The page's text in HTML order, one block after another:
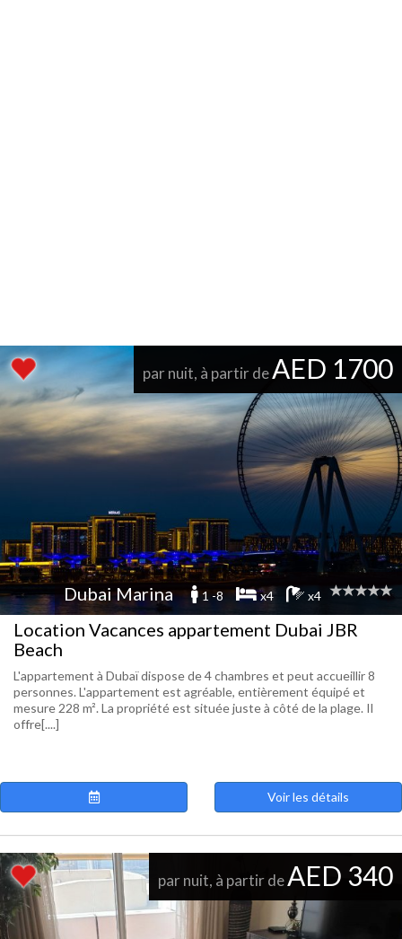
par nuit, à partir deAED 1700
Dubai Marina 1 -8 x4 x4
Location Vacances appartement Dubai JBR
Beach
L'appartement à Dubaï dispose de 4 chambres et peut accueillir 8
personnes. L'appartement est agréable, entièrement équipé et
mesure 228 m². La propriété est située juste à côté de la plage. Il
offre[....]
Voir les détails
par nuit, à partir deAED 340